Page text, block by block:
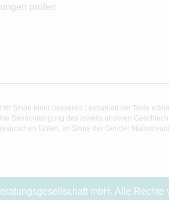
prüfen
Sinne einer besseren Lesbarkeit der Texte
Benachteiligung des jeweils anderen
fühlen. Im Sinne der Gender
mbH. Alle Rechte